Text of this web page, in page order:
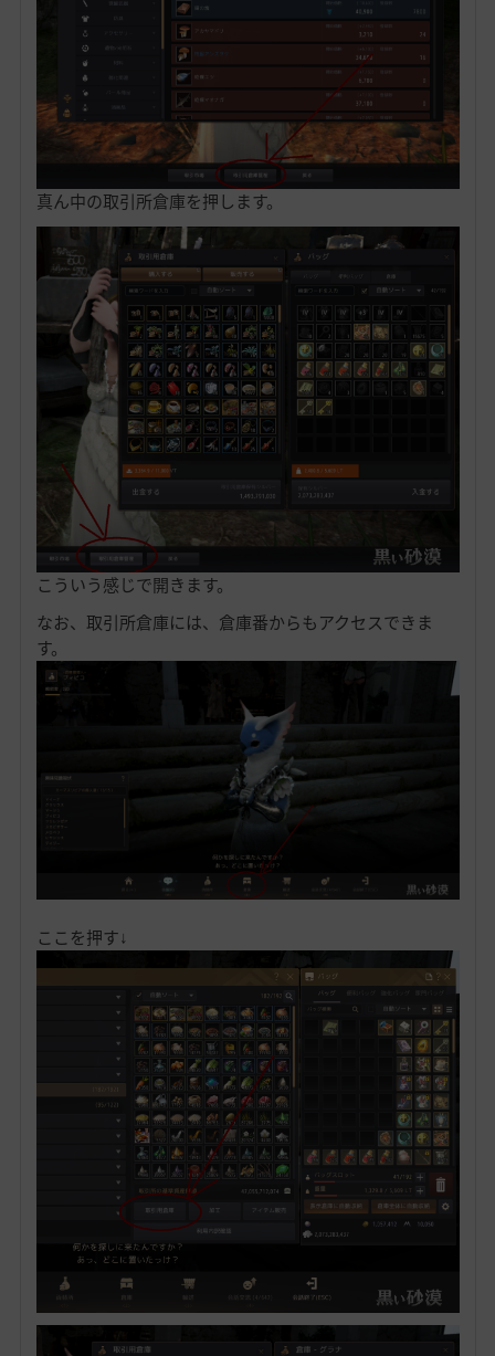
真ん中の取引所倉庫を押します。
こういう感じで開きます。
なお、取引所倉庫には、倉庫番からもアクセスできま
す。
ここを押す↓